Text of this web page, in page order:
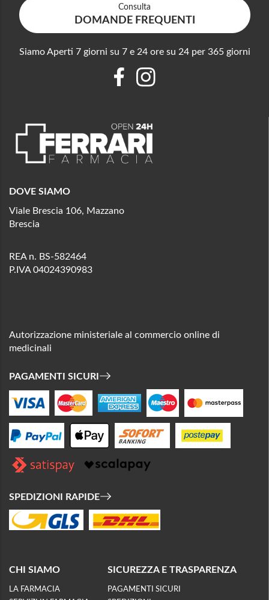
DOVE SIAMO
Viale Brescia 106, Mazzano
Brescia
REA n. BS-582464
P.IVA 04024390983
Autorizzazione ministeriale al commercio online di
medicinali
PAGAMENTI SICURI
SPEDIZIONI RAPIDE
CHI SIAMO
LA FARMACIA
SICUREZZA E TRASPARENZA
PAGAMENTI SICURI
Consulta
DOMANDE FREQUENTI
Siamo Aperti 7 giorni su 7 e 24 ore su 24 per 365 giorni